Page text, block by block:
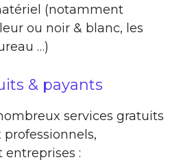
(notamment
ou noir & blanc, les
…)
& payants
services gratuits
: